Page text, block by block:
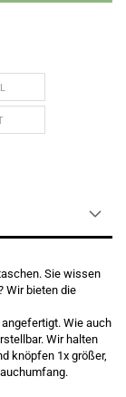
Sie wissen
Wir bieten die
Wie auch
Wir halten
knöpfen 1x größer,